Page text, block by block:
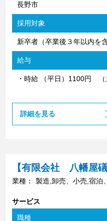
長野市
採用対象
新卒者（卒業後３年以内を含
給与
・時給 （平日）1100円 （
詳細を見る
【有限会社 八幡屋礒
業種： 製造,卸売、小売,宿泊
サービス
職種